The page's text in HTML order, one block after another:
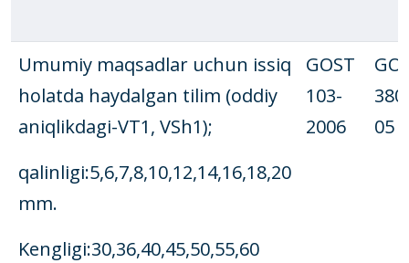
Umumiy maqsadlar uchun issiq
holatda haydalgan tilim (oddiy
aniqlikdagi-VT1, VSh1);
qalinligi:5,6,7,8,10,12,14,16,18,20
mm.
Kеngligi:30,36,40,45,50,55,60
GOST
103-
2006
05